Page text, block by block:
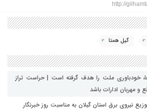
http://
گیل همتا
خودباوری ملت را هدف گرفته است | حراست تراز
و مهربان ادارات باشد
نیروی برق استان گیلان به مناسبت روز خبرنگار